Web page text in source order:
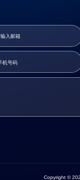
Copyright ©